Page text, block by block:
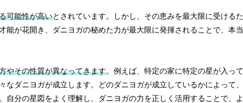
可能性が高いとされています。しかし、その恵みを最大限に受けるた
が花開き、ダニヨガの秘めた力が最大限に発揮されることで、本当
やその性質が異なってきます。例えば、特定の家に特定の星が入って
ダニヨガが成立します。どのダニヨガが成立しているかによって、
分の星図をよく理解し、ダニヨガの力を正しく活用することで、よ